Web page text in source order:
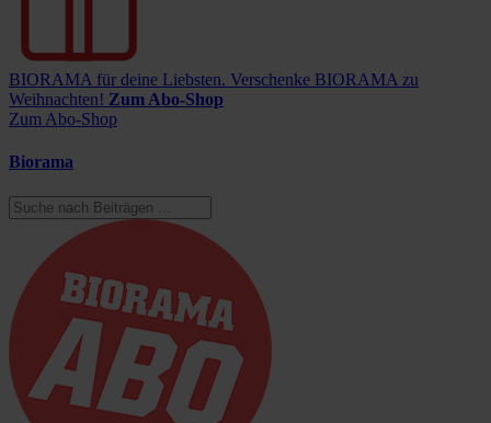
BIORAMA für deine Liebsten. Verschenke BIORAMA zu
Weihnachten! Zum Abo-Shop
Zum Abo-Shop
Biorama